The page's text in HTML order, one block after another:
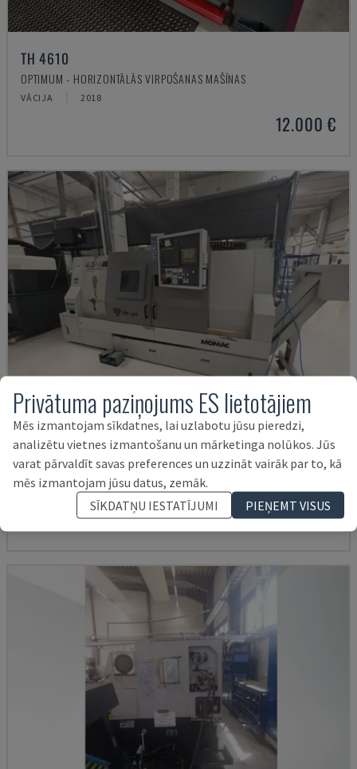
TH 4610
OPTIMUM - HORIZONTĀLĀS VIRPOŠANAS MAŠĪNAS
VĀCIJA 2018
12.000 €
TBI-520
CMZ - HORIZONTĀLĀS VIRPOŠANAS MAŠĪNAS
2005 40.135 HRS
30.000 €
Privātuma paziņojums ES lietotājiem
Mēs izmantojam sīkdatnes, lai uzlabotu jūsu pieredzi,
analizētu vietnes izmantošanu un mārketinga nolūkos. Jūs
varat pārvaldīt savas preferences un uzzināt vairāk par to, kā
mēs izmantojam jūsu datus, zemāk.
SĪKDATŅU IESTATĪJUMI
PIEŅEMT VISUS